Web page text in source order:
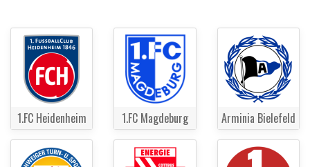
1.FC Heidenheim 1.FC Magdeburg Arminia Bielefeld